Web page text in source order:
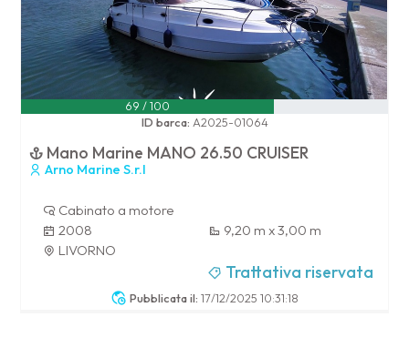
Pubblicata il: 17/12/2025 10:31:18
69 / 100
ID barca: A2025-01064
Mano Marine MANO 26.50 CRUISER
Arno Marine S.r.l
Cabinato a motore
2008
9,20 m x 3,00 m
LIVORNO
Trattativa riservata